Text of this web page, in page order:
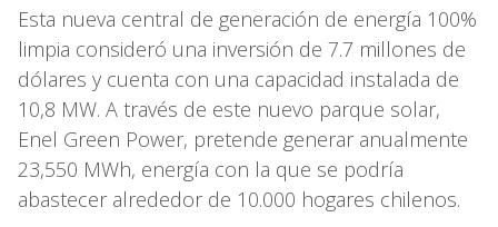
Esta nueva central de generación de energía 100%
limpia consideró una inversión de 7.7 millones de
dólares y cuenta con una capacidad instalada de
10,8 MW. A través de este nuevo parque solar,
Enel Green Power, pretende generar anualmente
23,550 MWh, energía con la que se podría
abastecer alrededor de 10.000 hogares chilenos.